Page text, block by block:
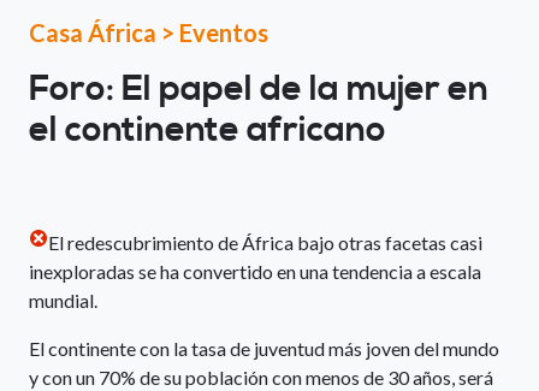
Casa África > Eventos
Foro: El papel de la mujer en
el continente africano
El redescubrimiento de África bajo otras facetas casi
inexploradas se ha convertido en una tendencia a escala
mundial.
El continente con la tasa de juventud más joven del mundo
y con un 70% de su población con menos de 30 años, será